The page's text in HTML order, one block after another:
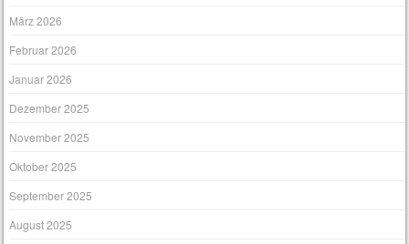
März 2026
Februar 2026
Januar 2026
Dezember 2025
November 2025
Oktober 2025
September 2025
August 2025